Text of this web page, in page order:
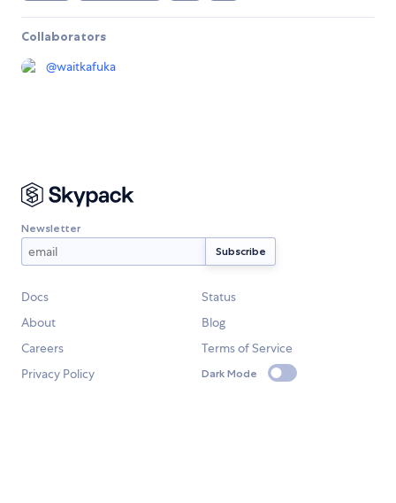
Collaborators
@waitkafuka
Newsletter
Docs
Status
About
Blog
Careers
Terms of Service
Privacy Policy
Dark Mode